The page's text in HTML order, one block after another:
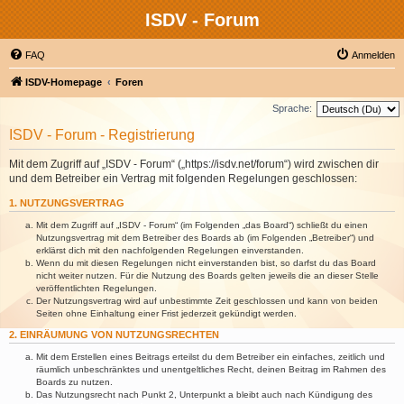
ISDV - Forum
FAQ Anmelden
ISDV-Homepage Foren
Sprache:
ISDV - Forum - Registrierung
Mit dem Zugriff auf „ISDV - Forum“ („https://isdv.net/forum“) wird zwischen dir
und dem Betreiber ein Vertrag mit folgenden Regelungen geschlossen:
1. NUTZUNGSVERTRAG
Mit dem Zugriff auf „ISDV - Forum“ (im Folgenden „das Board“) schließt du einen
Nutzungsvertrag mit dem Betreiber des Boards ab (im Folgenden „Betreiber“) und
erklärst dich mit den nachfolgenden Regelungen einverstanden.
Wenn du mit diesen Regelungen nicht einverstanden bist, so darfst du das Board
nicht weiter nutzen. Für die Nutzung des Boards gelten jeweils die an dieser Stelle
veröffentlichten Regelungen.
Der Nutzungsvertrag wird auf unbestimmte Zeit geschlossen und kann von beiden
Seiten ohne Einhaltung einer Frist jederzeit gekündigt werden.
2. EINRÄUMUNG VON NUTZUNGSRECHTEN
Mit dem Erstellen eines Beitrags erteilst du dem Betreiber ein einfaches, zeitlich und
räumlich unbeschränktes und unentgeltliches Recht, deinen Beitrag im Rahmen des
Boards zu nutzen.
Das Nutzungsrecht nach Punkt 2, Unterpunkt a bleibt auch nach Kündigung des